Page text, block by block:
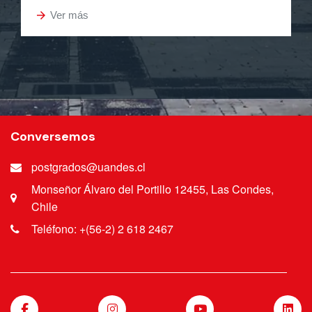
arrow_forward Ver más
Conversemos
postgrados@uandes.cl
Monseñor Álvaro del Portillo 12455, Las Condes,
Chile
Teléfono: +(56-2) 2 618 2467